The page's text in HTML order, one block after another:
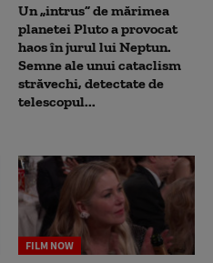
Un „intrus” de mărimea
planetei Pluto a provocat
haos în jurul lui Neptun.
Semne ale unui cataclism
străvechi, detectate de
telescopul...
FILM NOW